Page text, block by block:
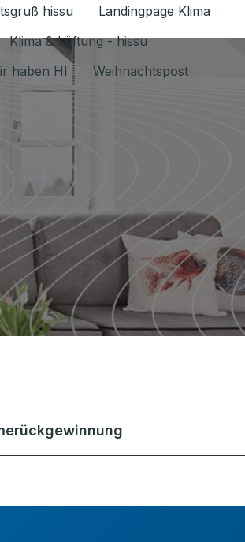
umschalten
hissu
Landingpage Klima
Klima & Lüftung - hissu
haben HI
Weihnachtspost